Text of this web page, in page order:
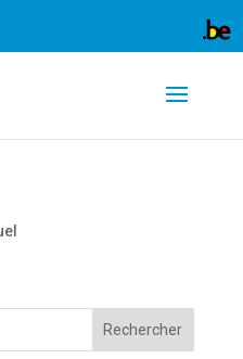
vous proposer nos
nos services,
votre accord pour